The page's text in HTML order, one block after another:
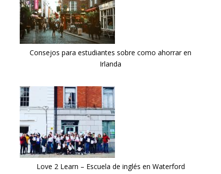
Consejos para estudiantes sobre como ahorrar en
Irlanda
Love 2 Learn – Escuela de inglés en Waterford